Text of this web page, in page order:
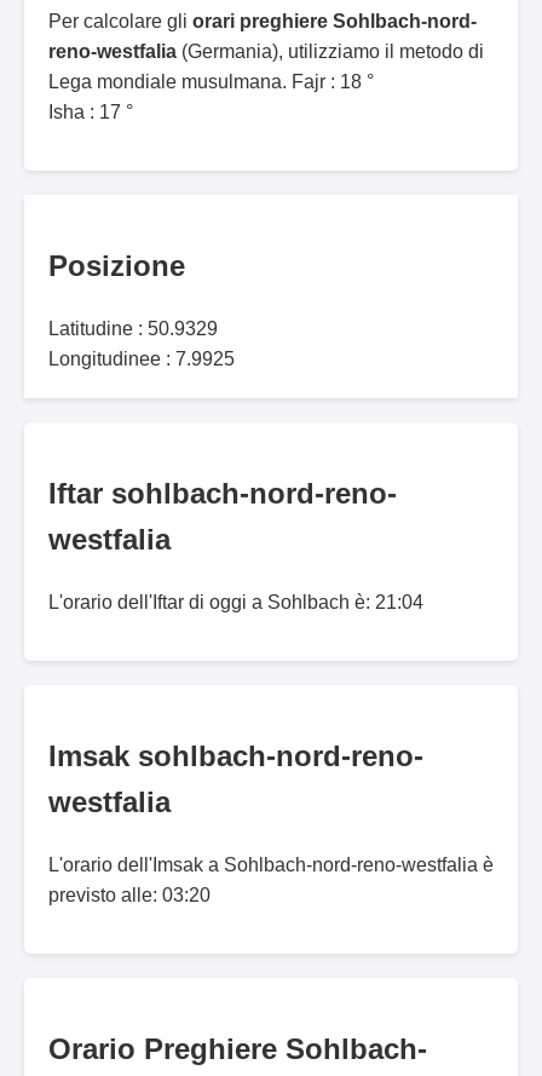
Per calcolare gli orari preghiere Sohlbach-nord-
reno-westfalia (Germania), utilizziamo il metodo di
Lega mondiale musulmana. Fajr : 18 °
Isha : 17 °
Posizione
Latitudine : 50.9329
Longitudinee : 7.9925
Iftar sohlbach-nord-reno-
westfalia
L'orario dell'Iftar di oggi a Sohlbach è: 21:04
Imsak sohlbach-nord-reno-
westfalia
L'orario dell'Imsak a Sohlbach-nord-reno-westfalia è
previsto alle: 03:20
Orario Preghiere Sohlbach-